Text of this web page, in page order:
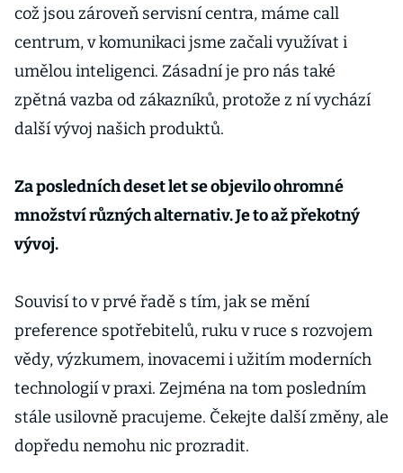
což jsou zároveň servisní centra, máme call
centrum, v komunikaci jsme začali využívat i
umělou inteligenci. Zásadní je pro nás také
zpětná vazba od zákazníků, protože z ní vychází
další vývoj našich produktů.
Za posledních deset let se objevilo ohromné
množství různých alternativ. Je to až překotný
vývoj.
Souvisí to v prvé řadě s tím, jak se mění
preference spotřebitelů, ruku v ruce s rozvojem
vědy, výzkumem, inovacemi i užitím moderních
technologií v praxi. Zejména na tom posledním
stále usilovně pracujeme. Čekejte další změny, ale
dopředu nemohu nic prozradit.